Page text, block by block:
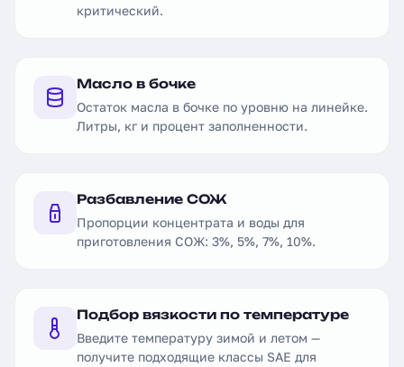
критический.
Масло в бочке
Остаток масла в бочке по уровню на линейке.
Литры, кг и процент заполненности.
Разбавление СОЖ
Пропорции концентрата и воды для
приготовления СОЖ: 3%, 5%, 7%, 10%.
Подбор вязкости по температуре
Введите температуру зимой и летом —
получите подходящие классы SAE для